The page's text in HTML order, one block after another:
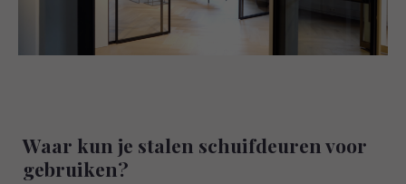
Waar kun je stalen schuifdeuren voor
gebruiken?